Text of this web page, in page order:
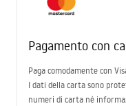
Pagamento con
Paga comodamente con
I dati della carta sono
numeri di carta né